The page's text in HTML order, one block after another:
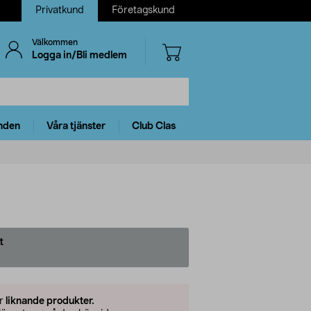
Privatkund Företagskund
Välkommen
Logga in/Bli medlem
Våra tjänster Club Clas
liknande produkter.